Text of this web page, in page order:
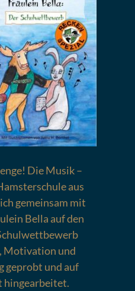
Die Musik –
aus
gemeinsam mit
Bella auf den
Motivation und
geprobt und auf
hingearbeitet.